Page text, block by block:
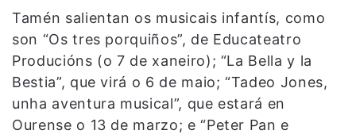
Tamén salientan os musicais infantís, como
son “Os tres porquiños”, de Educateatro
Producións (o 7 de xaneiro); “La Bella y la
Bestia”, que virá o 6 de maio; “Tadeo Jones,
unha aventura musical”, que estará en
Ourense o 13 de marzo; e “Peter Pan e